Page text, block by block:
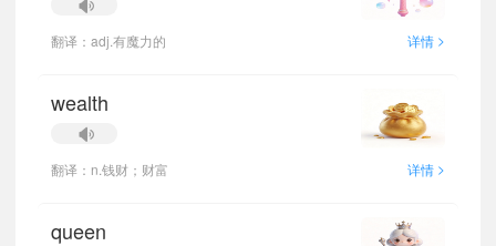
翻译：adj.有魔力的 详情 >
wealth
翻译：n.钱财；财富 详情 >
queen